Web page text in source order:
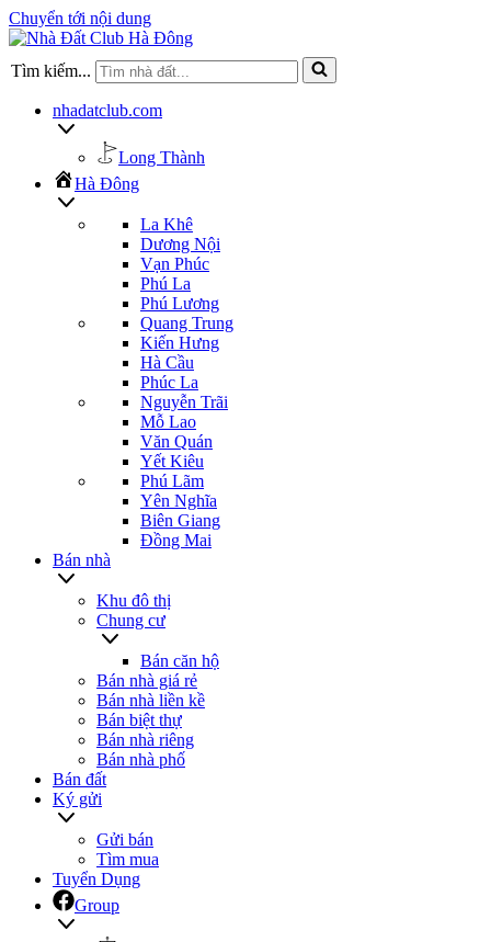
Chuyển tới nội dung
Tìm kiếm...
nhadatclub.com
Long Thành
Hà Đông
La Khê
Dương Nội
Vạn Phúc
Phú La
Phú Lương
Quang Trung
Kiến Hưng
Hà Cầu
Phúc La
Nguyễn Trãi
Mỗ Lao
Văn Quán
Yết Kiêu
Phú Lãm
Yên Nghĩa
Biên Giang
Đồng Mai
Bán nhà
Khu đô thị
Chung cư
Bán căn hộ
Bán nhà giá rẻ
Bán nhà liền kề
Bán biệt thự
Bán nhà riêng
Bán nhà phố
Bán đất
Ký gửi
Gửi bán
Tìm mua
Tuyển Dụng
Group